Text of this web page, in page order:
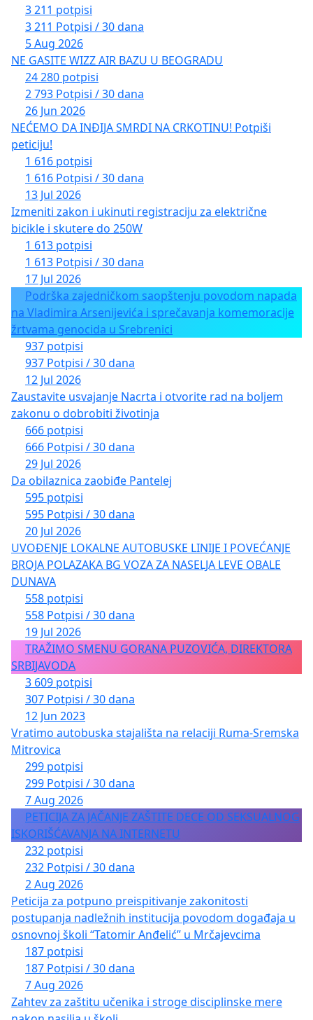
3 211 potpisi
3 211 Potpisi / 30 dana
5 Aug 2026
NE GASITE WIZZ AIR BAZU U BEOGRADU
24 280 potpisi
2 793 Potpisi / 30 dana
26 Jun 2026
NEĆEMO DA INĐIJA SMRDI NA CRKOTINU! Potpiši
peticiju!
1 616 potpisi
1 616 Potpisi / 30 dana
13 Jul 2026
Izmeniti zakon i ukinuti registraciju za električne
bicikle i skutere do 250W
1 613 potpisi
1 613 Potpisi / 30 dana
17 Jul 2026
Podrška zajedničkom saopštenju povodom napada
na Vladimira Arsenijevića i sprečavanja komemoracije
žrtvama genocida u Srebrenici
937 potpisi
937 Potpisi / 30 dana
12 Jul 2026
Zaustavite usvajanje Nacrta i otvorite rad na boljem
zakonu o dobrobiti životinja
666 potpisi
666 Potpisi / 30 dana
29 Jul 2026
Da obilaznica zaobiđe Pantelej
595 potpisi
595 Potpisi / 30 dana
20 Jul 2026
UVOĐENJE LOKALNE AUTOBUSKE LINIJE I POVEĆANJE
BROJA POLAZAKA BG VOZA ZA NASELJA LEVE OBALE
DUNAVA
558 potpisi
558 Potpisi / 30 dana
19 Jul 2026
TRAŽIMO SMENU GORANA PUZOVIĆA, DIREKTORA
SRBIJAVODA
3 609 potpisi
307 Potpisi / 30 dana
12 Jun 2023
Vratimo autobuska stajališta na relaciji Ruma-Sremska
Mitrovica
299 potpisi
299 Potpisi / 30 dana
7 Aug 2026
PETICIJA ZA JAČANJE ZAŠTITE DECE OD SEKSUALNOG
ISKORIŠĆAVANJA NA INTERNETU
232 potpisi
232 Potpisi / 30 dana
2 Aug 2026
Peticija za potpuno preispitivanje zakonitosti
postupanja nadležnih institucija povodom događaja u
osnovnoj školi “Tatomir Anđelić” u Mrčajevcima
187 potpisi
187 Potpisi / 30 dana
7 Aug 2026
Zahtev za zaštitu učenika i stroge disciplinske mere